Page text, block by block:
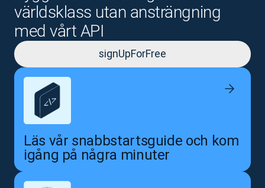
världsklass utan ansträngning
med vårt API
signUpForFree
Läs vår snabbstartsguide och kom
igång på några minuter